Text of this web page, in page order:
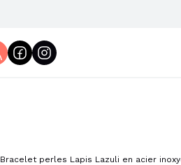
Bracelet perles Lapis Lazuli en acier